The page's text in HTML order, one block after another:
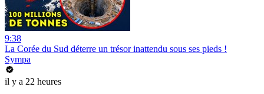
9:38
La Corée du Sud déterre un trésor inattendu sous ses pieds !
Sympa
il y a 22 heures